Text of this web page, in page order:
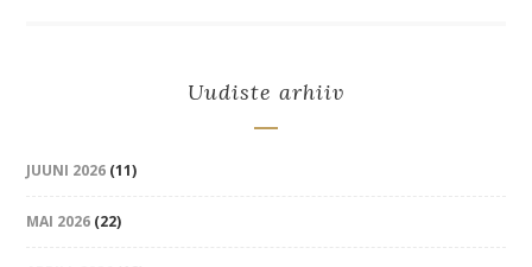
Uudiste arhiiv
JUUNI 2026 (11)
MAI 2026 (22)